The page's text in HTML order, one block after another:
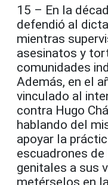
15 – En la
defendió al
mientras
asesinatos y
comunidades
Además, en el
vinculado al
contra Hugo
hablando del
apoyar la
escuadrones
genitales a sus
metérselos en